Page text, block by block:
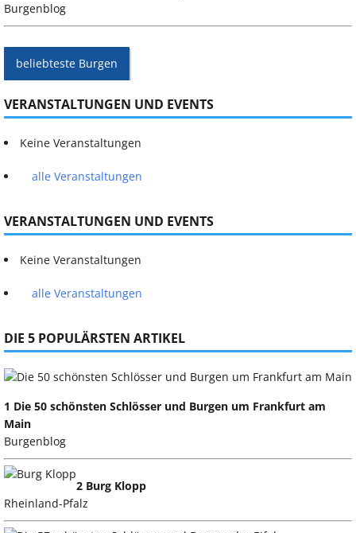
Burgenblog
beliebteste Burgen
VERANSTALTUNGEN UND EVENTS
Keine Veranstaltungen
alle Veranstaltungen
VERANSTALTUNGEN UND EVENTS
Keine Veranstaltungen
alle Veranstaltungen
DIE 5 POPULÄRSTEN ARTIKEL
1 Die 50 schönsten Schlösser und Burgen um Frankfurt am
Main
Burgenblog
2 Burg Klopp
Rheinland-Pfalz